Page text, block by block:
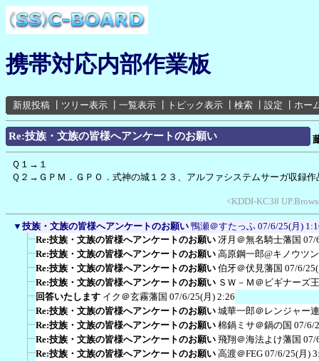
携帯対応内部作業板
新規投稿 ツリー表示 一覧表示 トピック表示 検索 設定 ホー
Re:技族・文族の皆様へアンケートのお願い
Ｑ１→１
Ｑ２→ＧＰＭ．ＧＰＯ．式神の城１２３、アルファシステムサーガ収録作
<KDDI-KC38
▼ 技族・文族の皆様へアンケートのお願い 鴨瀬＠すたっふ 07/6/25(月)
Re:技族・文族の皆様へアンケートのお願い 冴月＠無名騎士藩国 07/
Re:技族・文族の皆様へアンケートのお願い 高原鋼一郎@キノウツ
Re:技族・文族の皆様へアンケートのお願い 伯牙＠伏見藩国 07/6/
Re:技族・文族の皆様へアンケートのお願い ＳＷ－Ｍ＠ビギナーズ
回答いたします イク＠玄霧藩国 07/6/25(月) 2:26
Re:技族・文族の皆様へアンケートのお願い 城華一郎＠レンジャー
Re:技族・文族の皆様へアンケートのお願い 棉鍋ミサ＠鍋の国 07/6/
Re:技族・文族の皆様へアンケートのお願い 飛翔＠海法よけ藩国 07/
Re:技族・文族の皆様へアンケートのお願い 高渡＠FEG 07/6/25(月)